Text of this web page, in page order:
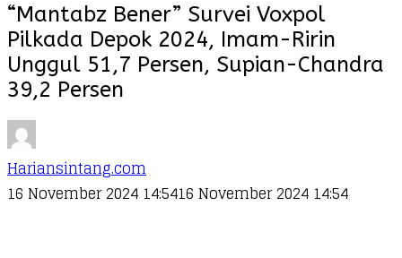
“Mantabz Bener” Survei Voxpol
Pilkada Depok 2024, Imam-Ririn
Unggul 51,7 Persen, Supian-Chandra
39,2 Persen
Hariansintang.com
16 November 2024 14:5416 November 2024 14:54